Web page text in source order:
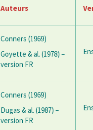
Auteurs
Conners (1969)
Goyette & al. (1978) –
version FR
Conners (1969)
Dugas & al. (1987) –
version FR